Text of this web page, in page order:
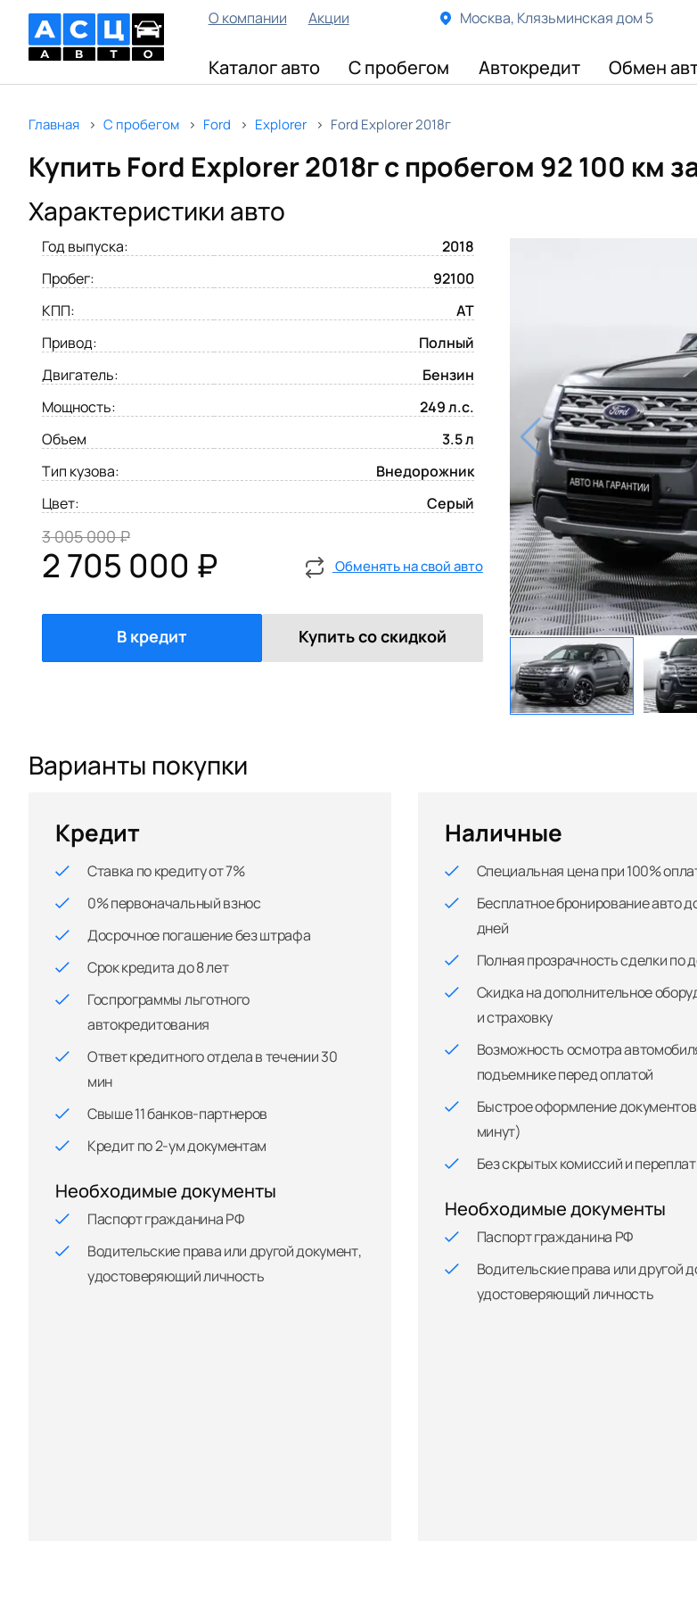
О компании Акции Москва, Клязьминская дом 5
Каталог авто С пробегом Автокредит Обмен
Главная С пробегом Ford Explorer Ford Explorer 2018г
Купить Ford Explorer 2018г с пробегом 92 100 км
Характеристики авто
Год выпуска:
2018
Пробег:
92100
КПП:
AT
Привод:
Полный
Двигатель:
Бензин
Мощность:
249 л.с.
Объем
3.5 л
Тип кузова:
Внедорожник
Цвет:
Серый
3 005 000 ₽
2 705 000 ₽ Обменять на свой авто
В кредит Купить со скидкой
Варианты покупки
Кредит
Ставка по кредиту от 7%
0% первоначальный взнос
Досрочное погашение без штрафа
Срок кредита до 8 лет
Госпрограммы льготного
автокредитования
Ответ кредитного отдела в течении 30
мин
Свыше 11 банков-партнеров
Кредит по 2-ум документам
Необходимые документы
Паспорт гражданина РФ
Водительские права или другой документ,
удостоверяющий личность
Наличные
Специальная цена при 100%
Бесплатное бронирование авто
дней
Полная прозрачность сделки по
Скидка на дополнительное
и страховку
Возможность осмотра
подъемнике перед оплатой
Быстрое оформление
минут)
Без скрытых комиссий и переплат
Необходимые документы
Паспорт гражданина РФ
Водительские права или другой
удостоверяющий личность